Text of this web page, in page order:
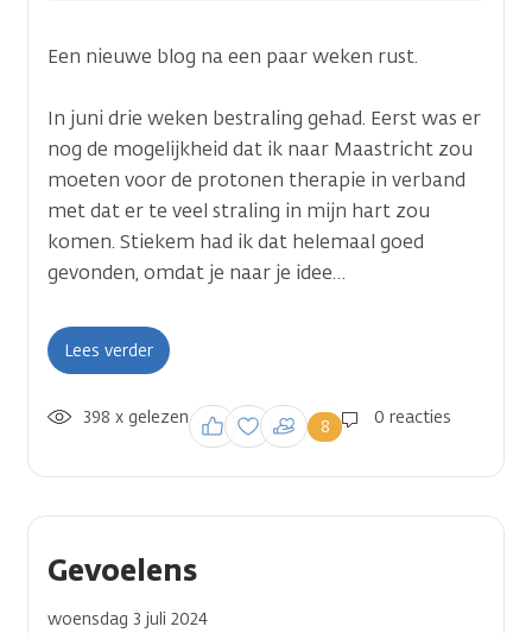
Een nieuwe blog na een paar weken rust.
In juni drie weken bestraling gehad. Eerst was er
nog de mogelijkheid dat ik naar Maastricht zou
moeten voor de protonen therapie in verband
met dat er te veel straling in mijn hart zou
komen. Stiekem had ik dat helemaal goed
gevonden, omdat je naar je idee…
Lees verder
0 reacties
8
Inloggen om een
reactie te plaatsen
398 x gelezen
Gevoelens
woensdag 3 juli 2024